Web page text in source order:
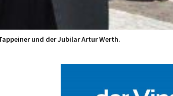
und der Jubilar Artur Werth.